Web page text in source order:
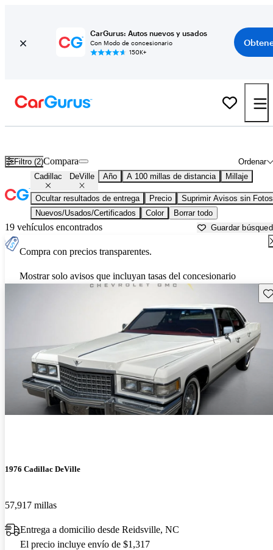
CarGurus: Autos nuevos y usados
Con Modo de concesionario
150K+
Filtro (2) Ordenar
Compara
Cadillac DeVille Año A 100 millas de distancia Millaje
Ocultar resultados de entrega Precio
Suprimir Avisos sin Fotos
Nuevos/Usados/Certificados
Color Borrar todo
19 vehículos encontrados Guardar
Compra con precios transparentes.
Mostrar solo avisos que incluyan tasas del concesionario
1976 Cadillac DeVille
57,917 millas
Entrega a domicilio desde Reidsville, NC
El precio incluye envío de $1,317